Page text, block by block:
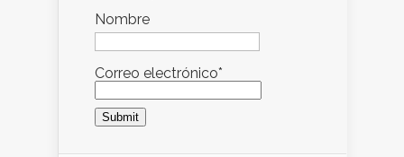
Nombre
Correo electrónico*